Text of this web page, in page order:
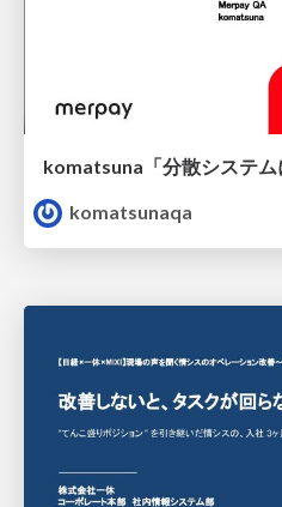
komatsuna「分散システム
komatsunaqa